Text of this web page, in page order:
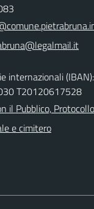
internazionali (IBAN):
T20120617528
il Pubblico,
e cimitero